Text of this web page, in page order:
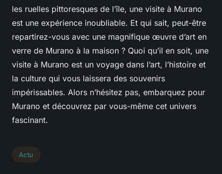
les ruelles pittoresques de l’île, une visite à Murano
est une expérience inoubliable. Et qui sait, peut-être
repartirez-vous avec une magnifique œuvre d’art en
verre de Murano à la maison ? Quoi qu’il en soit, une
visite à Murano est un voyage dans l’art, l’histoire et
la culture qui vous laissera des souvenirs
impérissables. Alors n’hésitez pas, embarquez pour
Murano et découvrez par vous-même cet univers
fascinant.
Actu